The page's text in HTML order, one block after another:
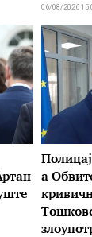
06/08/2026
а